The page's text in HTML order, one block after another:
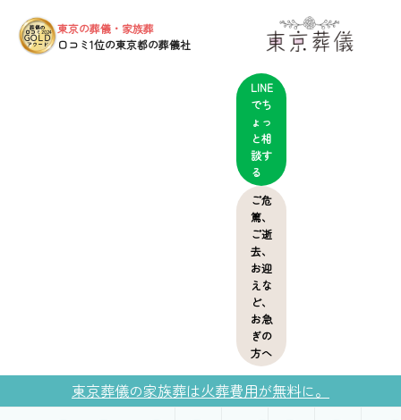
葬儀の
口コミ2024
GOLD
アワード
東京の葬儀・家族葬
口コミ1位の東京都の葬儀社
LINE
でち
ょっ
と相
談す
る
ご危
篤、
ご逝
去、
お迎
えな
ど、
お急
ぎの
方へ
東京葬儀の家族葬は火葬費用が無料に。